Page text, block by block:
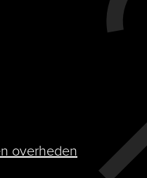
overheden